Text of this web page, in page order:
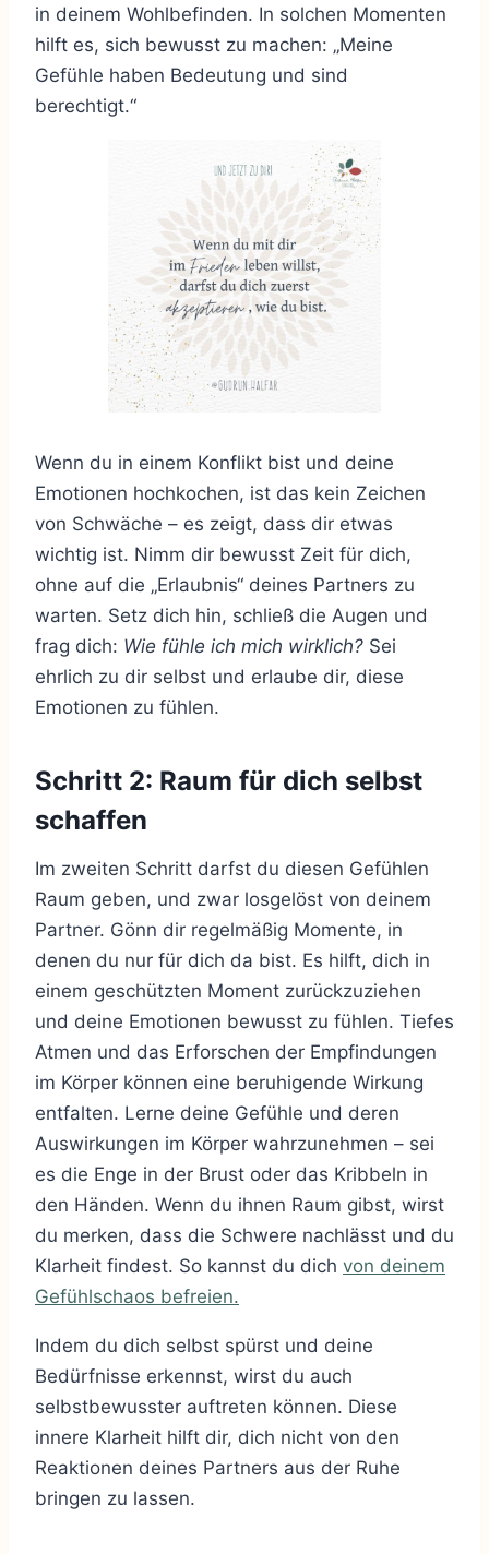
in deinem Wohlbefinden. In solchen Momenten
hilft es, sich bewusst zu machen: „Meine
Gefühle haben Bedeutung und sind
berechtigt.“
Wenn du in einem Konflikt bist und deine
Emotionen hochkochen, ist das kein Zeichen
von Schwäche – es zeigt, dass dir etwas
wichtig ist. Nimm dir bewusst Zeit für dich,
ohne auf die „Erlaubnis“ deines Partners zu
warten. Setz dich hin, schließ die Augen und
frag dich: Wie fühle ich mich wirklich? Sei
ehrlich zu dir selbst und erlaube dir, diese
Emotionen zu fühlen.
Schritt 2: Raum für dich selbst
schaffen
Im zweiten Schritt darfst du diesen Gefühlen
Raum geben, und zwar losgelöst von deinem
Partner. Gönn dir regelmäßig Momente, in
denen du nur für dich da bist. Es hilft, dich in
einem geschützten Moment zurückzuziehen
und deine Emotionen bewusst zu fühlen. Tiefes
Atmen und das Erforschen der Empfindungen
im Körper können eine beruhigende Wirkung
entfalten. Lerne deine Gefühle und deren
Auswirkungen im Körper wahrzunehmen – sei
es die Enge in der Brust oder das Kribbeln in
den Händen. Wenn du ihnen Raum gibst, wirst
du merken, dass die Schwere nachlässt und du
Klarheit findest. So kannst du dich von deinem
Gefühlschaos befreien.
Indem du dich selbst spürst und deine
Bedürfnisse erkennst, wirst du auch
selbstbewusster auftreten können. Diese
innere Klarheit hilft dir, dich nicht von den
Reaktionen deines Partners aus der Ruhe
bringen zu lassen.